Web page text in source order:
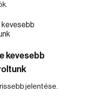
kevesebb
jelentése.